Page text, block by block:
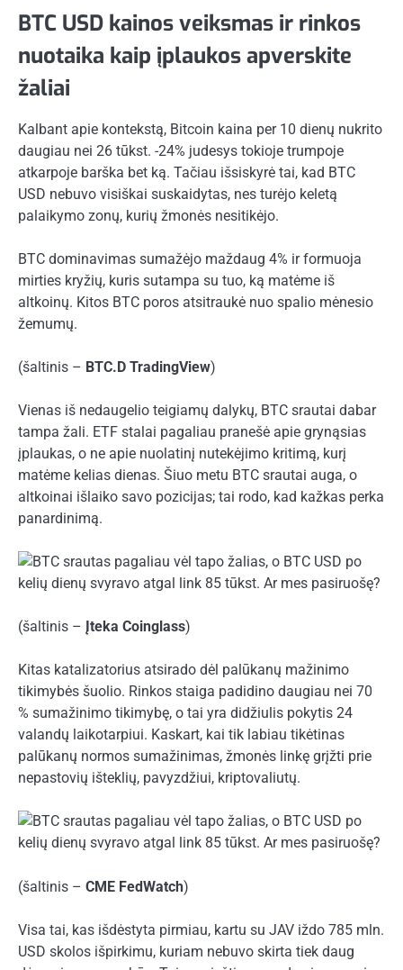
BTC USD kainos veiksmas ir rinkos
nuotaika kaip įplaukos apverskite
žaliai
Kalbant apie kontekstą, Bitcoin kaina per 10 dienų nukrito
daugiau nei 26 tūkst. -24% judesys tokioje trumpoje
atkarpoje barška bet ką. Tačiau išsiskyrė tai, kad BTC
USD nebuvo visiškai suskaidytas, nes turėjo keletą
palaikymo zonų, kurių žmonės nesitikėjo.
BTC dominavimas sumažėjo maždaug 4% ir formuoja
mirties kryžių, kuris sutampa su tuo, ką matėme iš
altkoinų. Kitos BTC poros atsitraukė nuo spalio mėnesio
žemumų.
(šaltinis – BTC.D TradingView)
Vienas iš nedaugelio teigiamų dalykų, BTC srautai dabar
tampa žali. ETF stalai pagaliau pranešė apie grynąsias
įplaukas, o ne apie nuolatinį nutekėjimo kritimą, kurį
matėme kelias dienas. Šiuo metu BTC srautai auga, o
altkoinai išlaiko savo pozicijas; tai rodo, kad kažkas perka
panardinimą.
(šaltinis – Įteka Coinglass)
Kitas katalizatorius atsirado dėl palūkanų mažinimo
tikimybės šuolio. Rinkos staiga padidino daugiau nei 70
% sumažinimo tikimybę, o tai yra didžiulis pokytis 24
valandų laikotarpiui. Kaskart, kai tik labiau tikėtinas
palūkanų normos sumažinimas, žmonės linkę grįžti prie
nepastovių išteklių, pavyzdžiui, kriptovaliutų.
(šaltinis – CME FedWatch)
Visa tai, kas išdėstyta pirmiau, kartu su JAV iždo 785 mln.
USD skolos išpirkimu, kuriam nebuvo skirta tiek daug